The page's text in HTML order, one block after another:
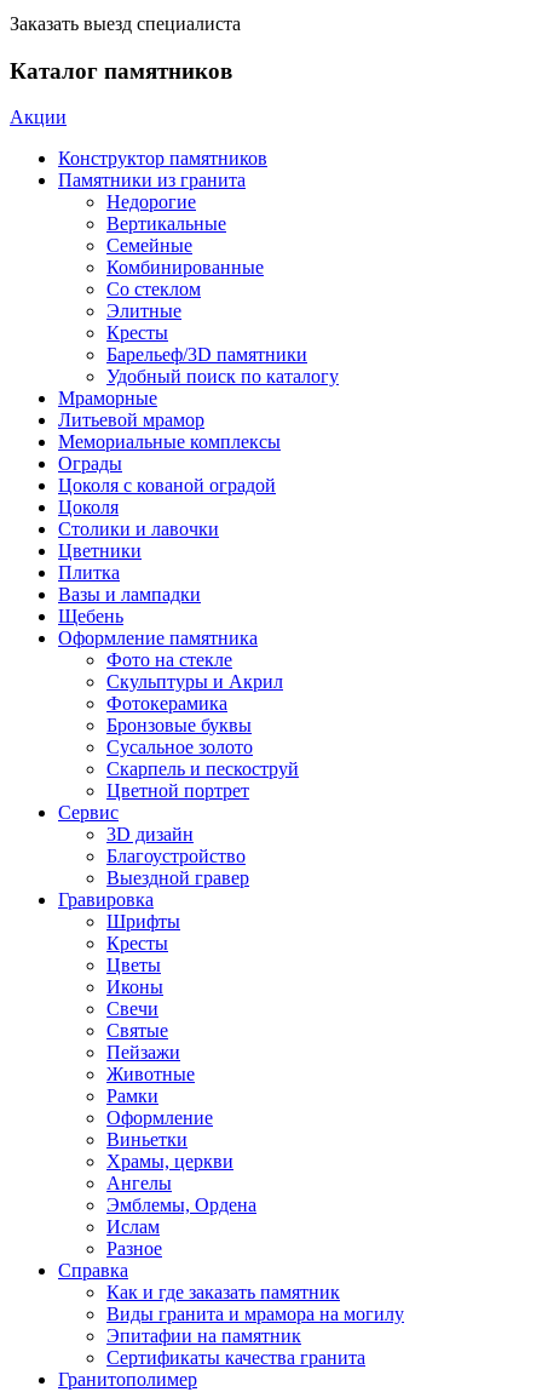
Заказать выезд специалиста
Каталог памятников
Акции
Конструктор памятников
Памятники из гранита
Недорогие
Вертикальные
Семейные
Комбинированные
Со стеклом
Элитные
Кресты
Барельеф/3D памятники
Удобный поиск по каталогу
Мраморные
Литьевой мрамор
Мемориальные комплексы
Ограды
Цоколя с кованой оградой
Цоколя
Столики и лавочки
Цветники
Плитка
Вазы и лампадки
Щебень
Оформление памятника
Фото на стекле
Скульптуры и Акрил
Фотокерамика
Бронзовые буквы
Сусальное золото
Скарпель и пескоструй
Цветной портрет
Сервис
3D дизайн
Благоустройство
Выездной гравер
Гравировка
Шрифты
Кресты
Цветы
Иконы
Свечи
Святые
Пейзажи
Животные
Рамки
Оформление
Виньетки
Храмы, церкви
Ангелы
Эмблемы, Ордена
Ислам
Разное
Справка
Как и где заказать памятник
Виды гранита и мрамора на могилу
Эпитафии на памятник
Сертификаты качества гранита
Гранитополимер